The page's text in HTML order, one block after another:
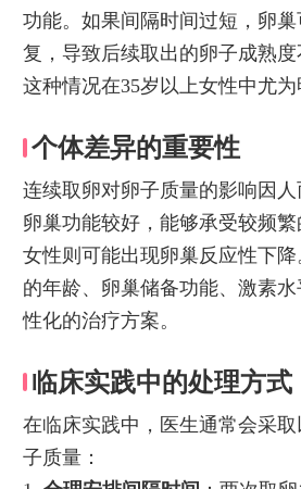
功能。如果间隔时间过短，卵
复，导致后续取出的卵子成熟度
这种情况在35岁以上女性中尤为
个体差异的重要性
连续取卵对卵子质量的影响因
卵巢功能较好，能够承受较频
女性则可能出现卵巢反应性下
的年龄、卵巢储备功能、激素
性化的治疗方案。
临床实践中的处理方式
在临床实践中，医生通常会采
子质量：